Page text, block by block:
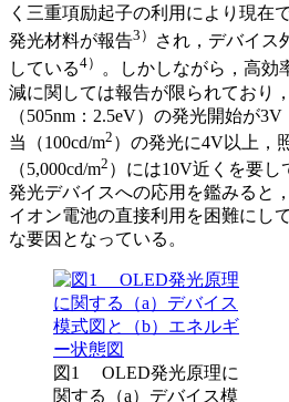
く三重項励起子の利用により現在
発光材料が報告3）
され，デバイス
している4） 。しかしながら，高効
減に関しては報告が限られており
（505nm：2.5eV）の発光開始が
当（100cd/m2 ）の発光に4V以上，
（5,000cd/m2 ）には10V近くを要
発光デバイスへの応用を鑑みると
イオン電池の直接利用を困難にし
な要因となっている。
図1 OLED発光原理に
関する（a）デバイス模